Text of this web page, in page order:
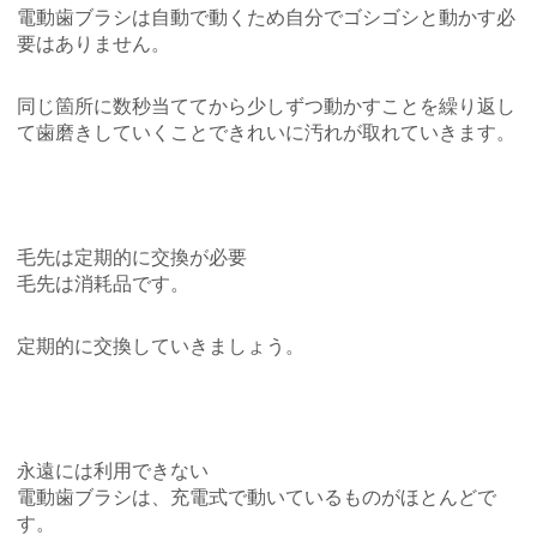
電動歯ブラシは自動で動くため自分でゴシゴシと動かす必
要はありません。
同じ箇所に数秒当ててから少しずつ動かすことを繰り返し
て歯磨きしていくことできれいに汚れが取れていきます。
毛先は定期的に交換が必要
毛先は消耗品です。
定期的に交換していきましょう。
永遠には利用できない
電動歯ブラシは、充電式で動いているものがほとんどで
す。